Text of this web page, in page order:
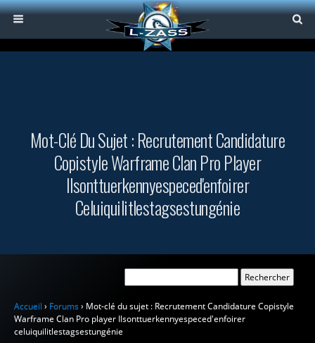
Mot-Clé Du Sujet : Recrutement Candidature
Copistyle Warframe Clan Pro Player
Ilsonttuerkennyespeced'enfoirer
Celuiquilitlestagsestungénie
Accueil › Forums › Mot-clé du sujet : Recrutement Candidature Copistyle
Warframe Clan Pro player Ilsonttuerkennyespeced'enfoirer
celuiquilitlestagsestungénie